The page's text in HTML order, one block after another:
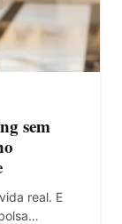
sem
real. E